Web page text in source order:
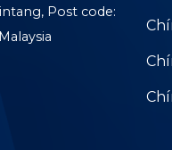
Post code: